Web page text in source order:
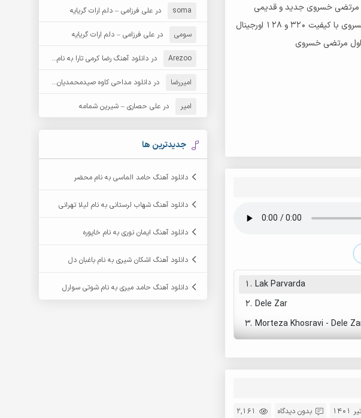
مرتضی خسروی جدید و قدیمی
320 و 128 اورجینال
اول مرتضی خسروی
1. Lak Parvarda
2. Dele Zar
3. Morteza Khosravi - Dele
2,161 بدون دیدگاه
soma درعلی فرزامی – دلم ارات گریایه
سومی درعلی فرزامی – دلم ارات گریایه
Arezoo دردانلود آهنگ رضا کرمی تارا به نام قمار
امیررضا دردانلود مداحی کاوه صیدمحمدیان به نام سردار باوفا
امیر درعلی حصاری – شیرین شمامه
جدیدترین ها
دانلود آهنگ حامد الماسی به نام محضر
دانلود آهنگ شهاب لرستانی به نام لیلا تهرانی
دانلود آهنگ ایمان نوری به نام خاپوره
دانلود آهنگ اشکان شیری به نام باغبان دل
دانلود آهنگ حامد میری به نام شوتی سوارل